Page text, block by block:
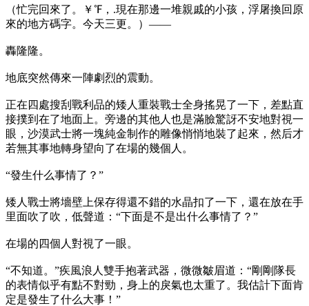
（忙完回來了。￥℉，.現在那邊一堆親戚的小孩，浮屠換回原
來的地方碼字。今天三更。）——
轟隆隆。
地底突然傳來一陣劇烈的震動。
正在四處搜刮戰利品的矮人重裝戰士全身搖晃了一下，差點直
接撲到在了地面上。旁邊的其他人也是滿臉驚訝不安地對視一
眼，沙漠武士將一塊純金制作的雕像悄悄地裝了起來，然后才
若無其事地轉身望向了在場的幾個人。
“發生什么事情了？”
矮人戰士將墻壁上保存得還不錯的水晶扣了一下，還在放在手
里面吹了吹，低聲道：“下面是不是出什么事情了？”
在場的四個人對視了一眼。
“不知道。”疾風浪人雙手抱著武器，微微皺眉道：“剛剛隊長
的表情似乎有點不對勁，身上的戾氣也太重了。我估計下面肯
定是發生了什么大事！”